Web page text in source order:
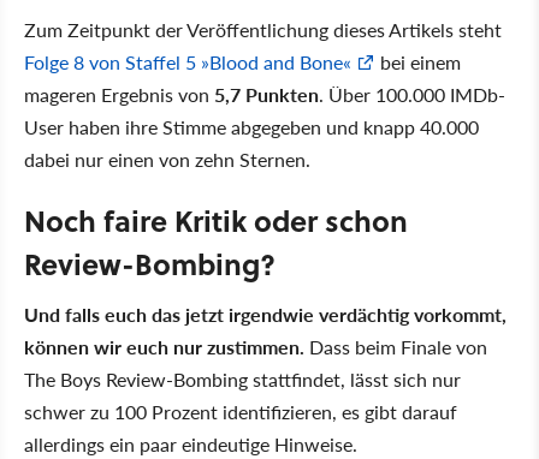
Zum Zeitpunkt der Veröffentlichung dieses Artikels steht
Folge 8 von Staffel 5 Blood and Bone
bei einem
mageren Ergebnis von 5,7 Punkten. Über 100.000 IMDb-
User haben ihre Stimme abgegeben und knapp 40.000
dabei nur einen von zehn Sternen.
Noch faire Kritik oder schon
Review-Bombing?
Und falls euch das jetzt irgendwie verdächtig vorkommt,
können wir euch nur zustimmen. Dass beim Finale von
The Boys Review-Bombing stattfindet, lässt sich nur
schwer zu 100 Prozent identifizieren, es gibt darauf
allerdings ein paar eindeutige Hinweise.